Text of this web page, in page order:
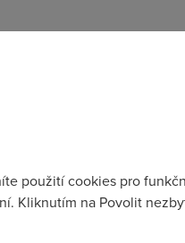
Pripojeni budou sdilet
mel tu cest s tim
telekomáci teď maj
(dost velká výhoda
použití cookies pro
Kliknutím na Povolit